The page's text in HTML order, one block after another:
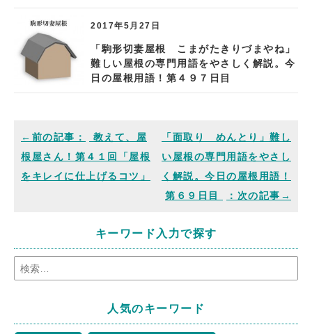
2017年5月27日
「駒形切妻屋根 こまがたきりづまやね」
難しい屋根の専門用語をやさしく解説。今
日の屋根用語！第４９７日目
教えて、屋
根屋さん！第４１回「屋根
をキレイに仕上げるコツ」
「面取り めんとり」難し
い屋根の専門用語をやさし
く解説。今日の屋根用語！
第６９日目
キーワード入力で探す
人気のキーワード